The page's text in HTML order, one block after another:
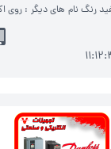
) شکل ظاهری :